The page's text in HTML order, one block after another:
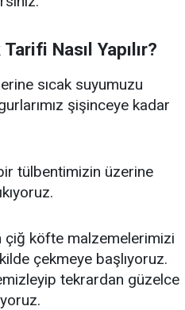
Nasıl Yapılır?
sıcak suyumuzu
şişinceye kadar
tülbentimizin üzerine
köfte malzemelerimizi
çekmeye başlıyoruz.
tekrardan güzelce